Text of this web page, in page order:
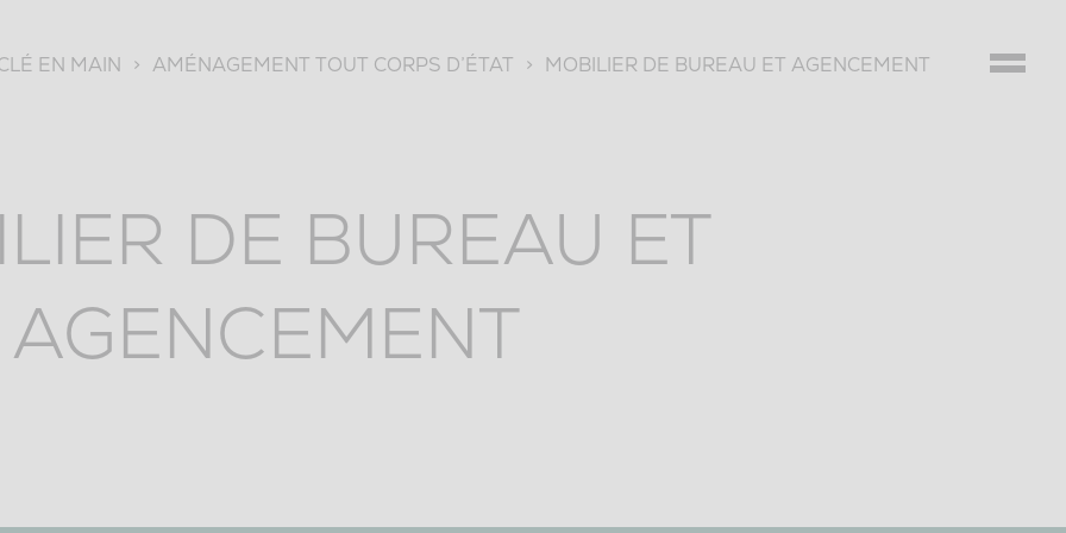
EN MAIN > AMÉNAGEMENT TOUT CORPS D’ÉTAT > MOBILIER DE BUREAU ET AGENCEMENT
DE BUREAU ET
AGENCEMENT